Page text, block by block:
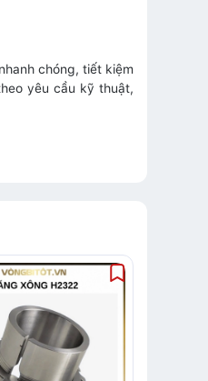
chóng, tiết kiệm
yêu cầu kỹ thuật,